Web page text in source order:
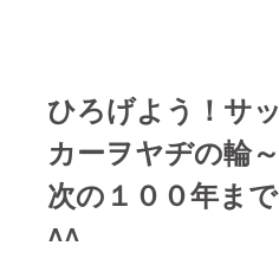
ひろげよう！サッ
カーヲヤヂの輪～
次の１００年まで
^^